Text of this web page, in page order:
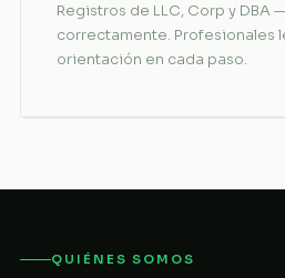
Registros de LLC, Corp y DBA
correctamente. Profesionales
orientación en cada paso.
QUIÉNES SOMOS